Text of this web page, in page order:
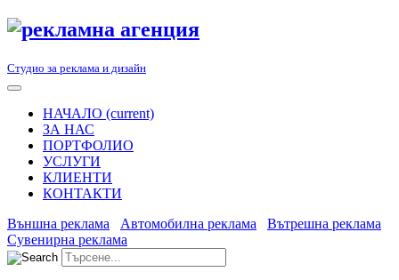
Студио за реклама и дизайн
НАЧАЛО (current)
ЗА НАС
ПОРТФОЛИО
УСЛУГИ
КЛИЕНТИ
КОНТАКТИ
Външна реклама
Автомобилна реклама
Вътрешна реклама
Сувенирна реклама